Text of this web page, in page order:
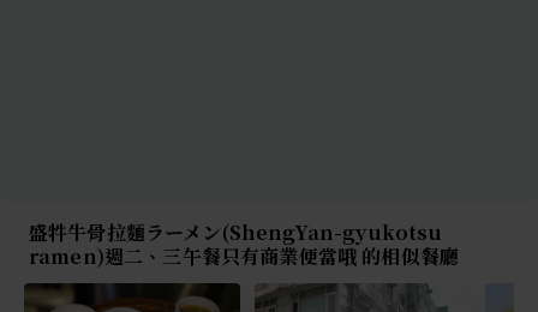
盛牪牛骨拉麵ラーメン(ShengYan-gyukotsu
ramen)週二、三午餐只有商業便當哦 的相似餐廳